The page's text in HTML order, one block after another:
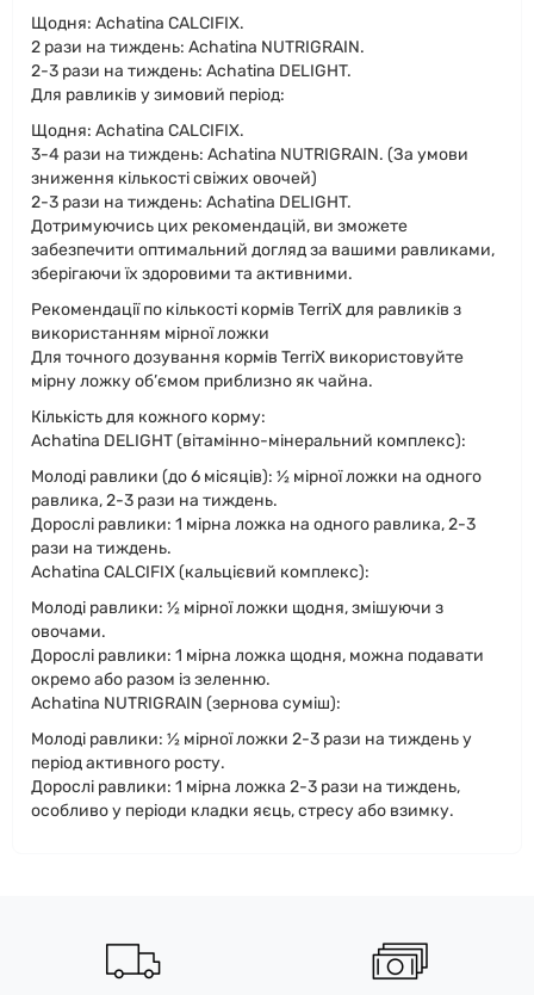
Щодня: Achatina CALCIFIX.
2 рази на тиждень: Achatina NUTRIGRAIN.
2-3 рази на тиждень: Achatina DELIGHT.
Для равликів у зимовий період:
Щодня: Achatina CALCIFIX.
3-4 рази на тиждень: Achatina NUTRIGRAIN. (За умови
зниження кількості свіжих овочей)
2-3 рази на тиждень: Achatina DELIGHT.
Дотримуючись цих рекомендацій, ви зможете
забезпечити оптимальний догляд за вашими равликами,
зберігаючи їх здоровими та активними.
Рекомендації по кількості кормів TerriX для равликів з
використанням мірної ложки
Для точного дозування кормів TerriX використовуйте
мірну ложку об’ємом приблизно як чайна.
Кількість для кожного корму:
Achatina DELIGHT (вітамінно-мінеральний комплекс):
Молоді равлики (до 6 місяців): ½ мірної ложки на одного
равлика, 2-3 рази на тиждень.
Дорослі равлики: 1 мірна ложка на одного равлика, 2-3
рази на тиждень.
Achatina CALCIFIX (кальцієвий комплекс):
Молоді равлики: ½ мірної ложки щодня, змішуючи з
овочами.
Дорослі равлики: 1 мірна ложка щодня, можна подавати
окремо або разом із зеленню.
Achatina NUTRIGRAIN (зернова суміш):
Молоді равлики: ½ мірної ложки 2-3 рази на тиждень у
період активного росту.
Дорослі равлики: 1 мірна ложка 2-3 рази на тиждень,
особливо у періоди кладки яєць, стресу або взимку.